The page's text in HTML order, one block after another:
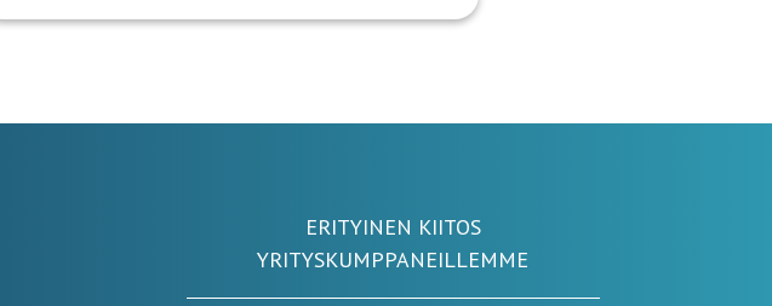
ERITYINEN KIITOS
YRITYSKUMPPANEILLEMME